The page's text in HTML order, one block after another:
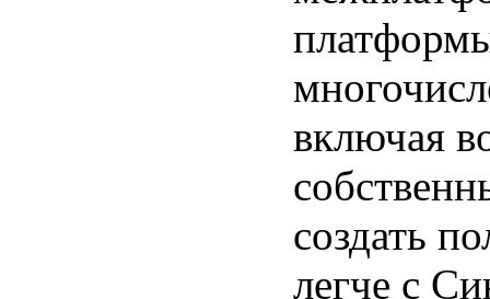
включая
создать
легче с